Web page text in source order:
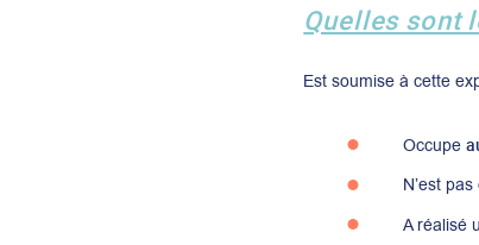
Quelles sont
Est soumise à cette
Occupe
N’est
A réalisé